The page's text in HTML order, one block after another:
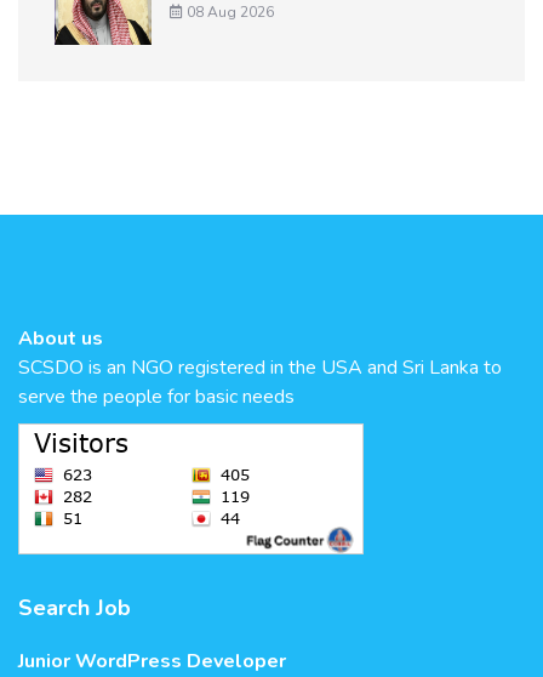
08 Aug 2026
About us
SCSDO is an NGO registered in the USA and Sri Lanka to
serve the people for basic needs
Search Job
Junior WordPress Developer